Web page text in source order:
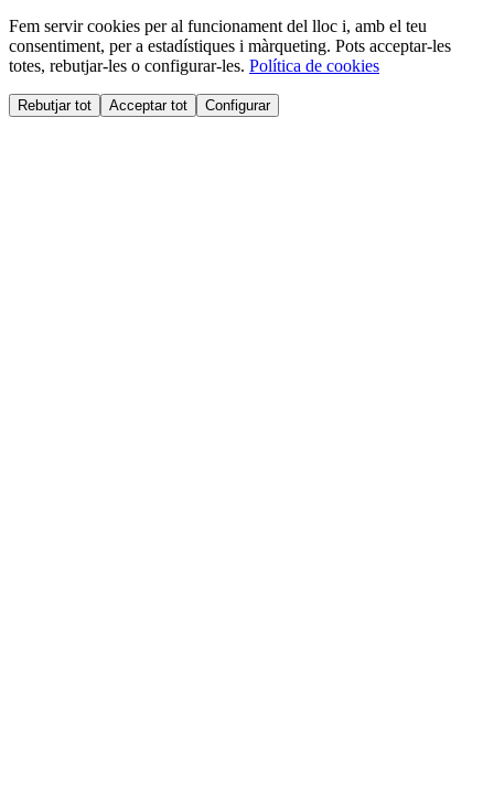
Fem servir cookies per al funcionament del lloc i, amb el teu
consentiment, per a estadístiques i màrqueting. Pots acceptar-les
totes, rebutjar-les o configurar-les. Política de cookies
Rebutjar tot Acceptar tot Configurar